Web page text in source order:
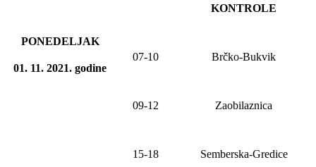
KONTROLE
PONEDELJAK
01. 11. 2021. godine
07-10 Brčko-Bukvik
09-12 Zaobilaznica
15-18 Semberska-Gredice